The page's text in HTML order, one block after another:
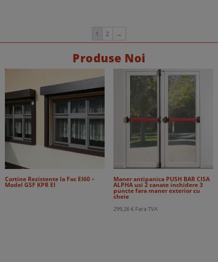
1 2 →
Produse Noi
Cortine Rezistente la Foc EI60 –
Model GSF KPR EI
Maner antipanica PUSH BAR CISA
ALPHA usi 2 canate inchidere 3
puncte fara maner exterior cu
cheie
299,26 € Fara TVA